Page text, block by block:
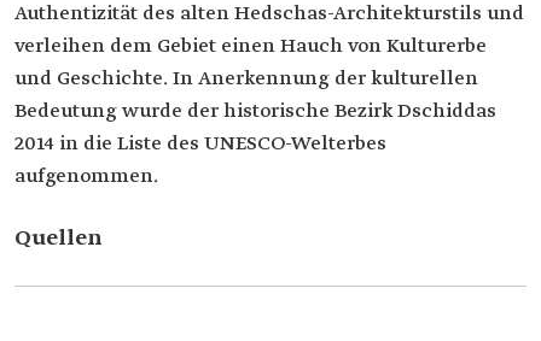
Authentizität des alten Hedschas-Architekturstils und
verleihen dem Gebiet einen Hauch von Kulturerbe
und Geschichte. In Anerkennung der kulturellen
Bedeutung wurde der historische Bezirk Dschiddas
2014 in die Liste des UNESCO-Welterbes
aufgenommen.
Quellen